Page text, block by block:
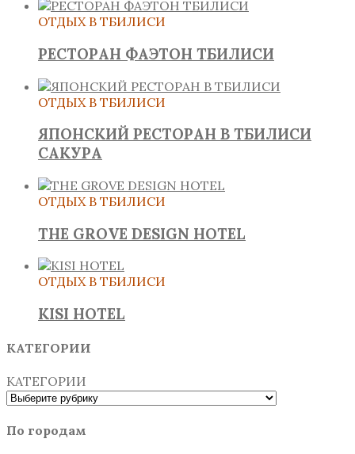
ОТДЫХ В ТБИЛИСИ
РЕСТОРАН ФАЭТОН ТБИЛИСИ
ОТДЫХ В ТБИЛИСИ
ЯПОНСКИЙ РЕСТОРАН В ТБИЛИСИ
САКУРА
ОТДЫХ В ТБИЛИСИ
THE GROVE DESIGN HOTEL
ОТДЫХ В ТБИЛИСИ
KISI HOTEL
КАТЕГОРИИ
КАТЕГОРИИ
По городам